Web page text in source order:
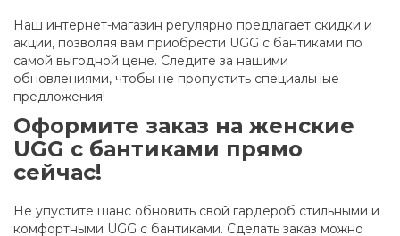
Наш интернет-магазин регулярно предлагает скидки и
акции, позволяя вам приобрести UGG с бантиками по
самой выгодной цене. Следите за нашими
обновлениями, чтобы не пропустить специальные
предложения!
Оформите заказ на женские
UGG с бантиками прямо
сейчас!
Не упустите шанс обновить свой гардероб стильными и
комфортными UGG с бантиками. Сделать заказ можно